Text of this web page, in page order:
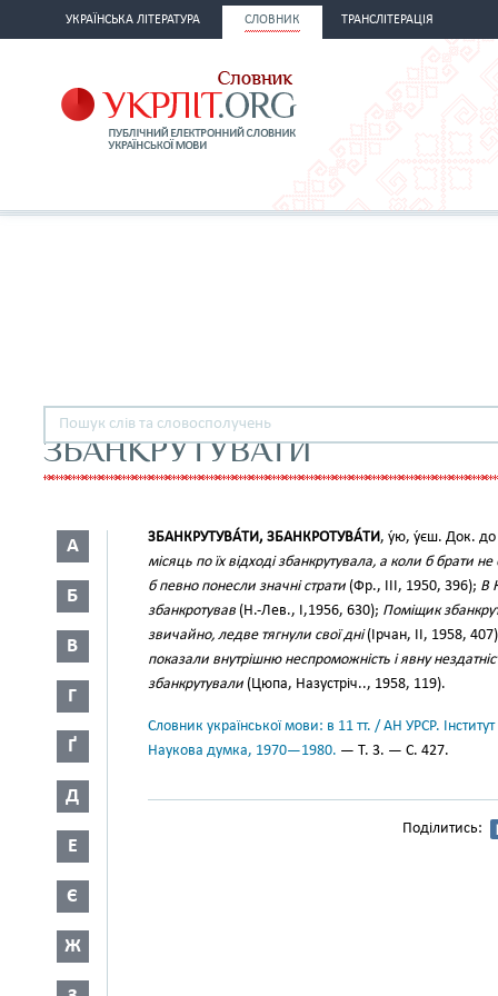
УКРАЇНСЬКА ЛІТЕРАТУРА СЛОВНИК ТРАНСЛІТЕРАЦІЯ
ЗБАНКРУТУВАТИ
А
Б
В
Г
Ґ
Д
Е
Є
Ж
ЗБАНКРУТУВА́ТИ, ЗБАНКРОТУВА́ТИ, у́ю, у́єш. Док. до
місяць по їх відході збанкрутувала, а коли б брати
б певно понесли значні страти (Фр., III, 1950, 396); В
збанкротував (Н.-Лев., I,1956, 630); Поміщик
звичайно, ледве тягнули свої дні(Ірчан, II, 1958,
показали внутрішню неспроможність і явну
збанкрутували (Цюпа, Назустріч.., 1958, 119).
Словник української мови: в 11 тт. / АН УРСР.
Наукова думка, 1970—1980. — Т. 3. — С. 427.
Поділитись: